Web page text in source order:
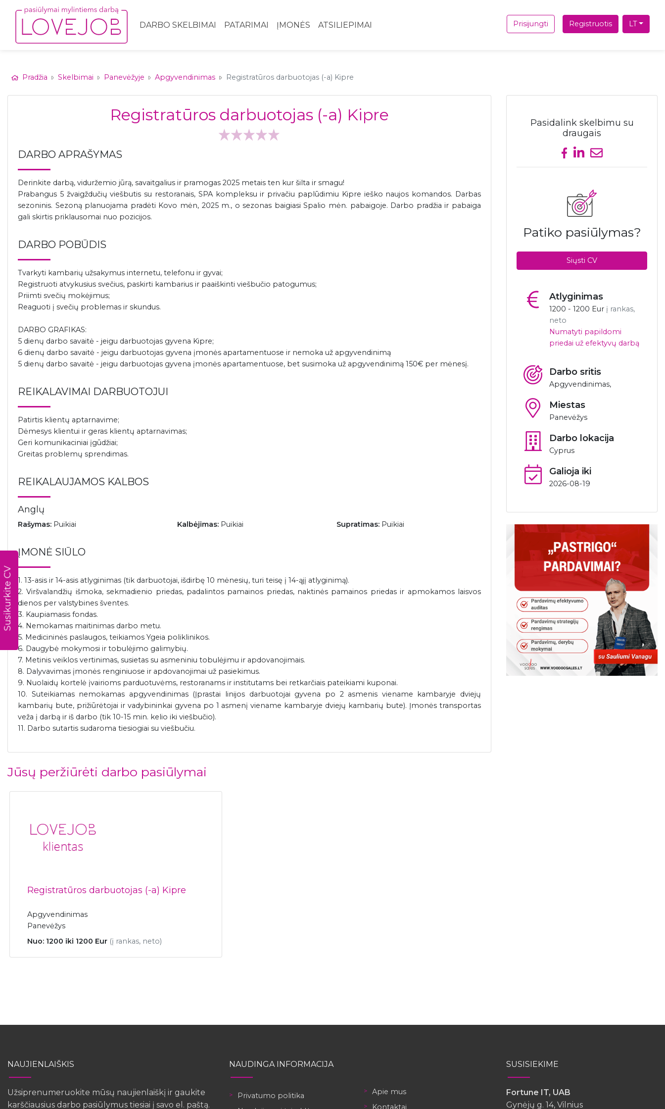
DARBO SKELBIMAI PATARIMAI ĮMONĖS ATSILIEPIMAI Prisijungti Registruotis LT
Susikurkite CV
Pradžia Skelbimai Panevėžyje Apgyvendinimas Registratūros darbuotojas (-a) Kipre
Registratūros darbuotojas (-a) Kipre
DARBO APRAŠYMAS
Derinkite darbą, viduržemio jūrą, savaitgalius ir pramogas 2025 metais ten kur šilta ir smagu!
Prabangus 5 žvaigždučių viešbutis su restoranais, SPA kompleksu ir privačiu paplūdimiu Kipre ieško naujos komandos. Darbas
sezoninis. Sezoną planuojama pradėti Kovo mėn, 2025 m., o sezonas baigiasi Spalio mėn. pabaigoje. Darbo pradžia ir pabaiga
gali skirtis priklausomai nuo pozicijos.
DARBO POBŪDIS
Tvarkyti kambarių užsakymus internetu, telefonu ir gyvai;
Registruoti atvykusius svečius, paskirti kambarius ir paaiškinti viešbučio patogumus;
Priimti svečių mokėjimus;
Reaguoti į svečių problemas ir skundus.
DARBO GRAFIKAS:
5 dienų darbo savaitė - jeigu darbuotojas gyvena Kipre;
6 dienų darbo savaitė - jeigu darbuotojas gyvena įmonės apartamentuose ir nemoka už apgyvendinimą
5 dienų darbo savaitė - jeigu darbuotojas gyvena įmonės apartamentuose, bet susimoka už apgyvendinimą 150€ per mėnesį.
REIKALAVIMAI DARBUOTOJUI
Patirtis klientų aptarnavime;
Dėmesys klientui ir geras klientų aptarnavimas;
Geri komunikaciniai įgūdžiai;
Greitas problemų sprendimas.
REIKALAUJAMOS KALBOS
Anglų
Rašymas: Puikiai Kalbėjimas:Puikiai Supratimas:Puikiai
ĮMONĖ SIŪLO
1. 13-asis ir 14-asis atlyginimas (tik darbuotojai, išdirbę 10 mėnesių, turi teisę į 14-ąjį atlyginimą).
2. Viršvalandžių išmoka, sekmadienio priedas, padalintos pamainos priedas, naktinės pamainos priedas ir apmokamos laisvos
dienos per valstybines šventes.
3. Kaupiamasis fondas.
4. Nemokamas maitinimas darbo metu.
5. Medicininės paslaugos, teikiamos Ygeia poliklinikos.
6. Daugybė mokymosi ir tobulėjimo galimybių.
7. Metinis veiklos vertinimas, susietas su asmeniniu tobulėjimu ir apdovanojimais.
8. Dalyvavimas įmonės renginiuose ir apdovanojimai už pasiekimus.
9. Nuolaidų kortelė įvairioms parduotuvėms, restoranams ir institutams bei retkarčiais pateikiami kuponai.
10. Suteikiamas nemokamas apgyvendinimas (Įprastai linijos darbuotojai gyvena po 2 asmenis viename kambaryje dviejų
kambarių bute, prižiūrėtojai ir vadybininkai gyvena po 1 asmenį viename kambaryje dviejų kambarių bute). Įmonės transportas
veža į darbą ir iš darbo (tik 10-15 min. kelio iki viešbučio).
11. Darbo sutartis sudaroma tiesiogiai su viešbučiu.
Pasidalink skelbimu su
draugais
Share on Facebook
Share on LinkedIn
Send email
Patiko pasiūlymas?
Siųsti CV
Atlyginimas
1200 - 1200 Eur į rankas,
neto
Numatyti papildomi
priedai už efektyvų darbą
Darbo sritis
Apgyvendinimas,
Miestas
Panevėžys
Darbo lokacija
Cyprus
Galioja iki
2026-08-19
Jūsų peržiūrėti darbo pasiūlymai
Registratūros darbuotojas (-a) Kipre
Apgyvendinimas
Panevėžys
Nuo: 1200 iki 1200 Eur (į rankas, neto)
NAUJIENLAIŠKIS
Užsiprenumeruokite mūsų naujienlaiškį ir gaukite
karščiausius darbo pasiūlymus tiesiai į savo el. paštą.
NAUDINGA INFORMACIJA
Privatumo politika
Apie mus
Kontaktai
SUSISIEKIME
Fortune IT, UAB
Gynėjų g. 14, Vilnius